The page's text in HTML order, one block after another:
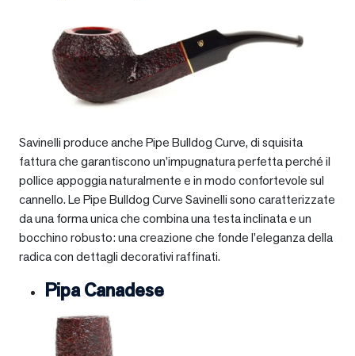
Savinelli produce anche Pipe Bulldog Curve, di squisita
fattura che garantiscono un’impugnatura perfetta perché il
pollice appoggia naturalmente e in modo confortevole sul
cannello. Le Pipe Bulldog Curve Savinelli sono caratterizzate
da una forma unica che combina una testa inclinata e un
bocchino robusto: una creazione che fonde l’eleganza della
radica con dettagli decorativi raffinati.
Pipa Canadese